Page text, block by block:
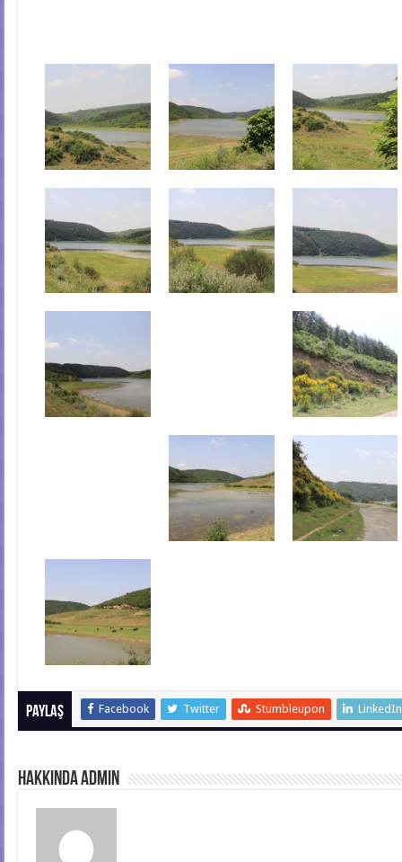
Paylaş Facebook Twitter Stumbleupon LinkedIn
hakkında admin